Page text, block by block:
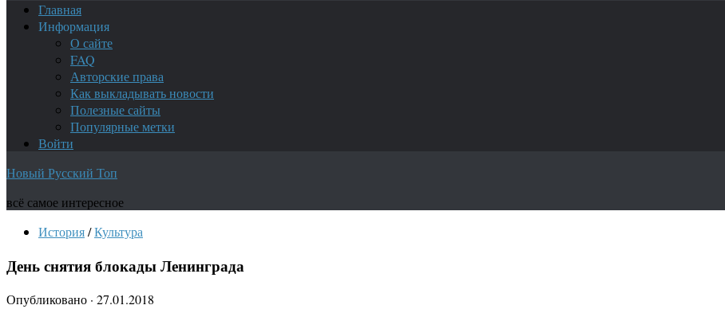
Главная
Информация
О сайте
FAQ
Авторские права
Как выкладывать новости
Полезные сайты
Популярные метки
Войти
Новый Русский Топ
всё самое интересное
История/Культура
День снятия блокады Ленинграда
Опубликовано · 27.01.2018